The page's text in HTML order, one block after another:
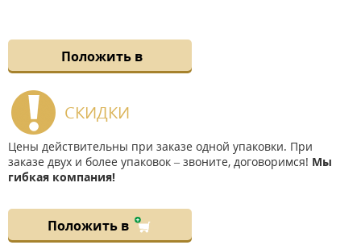
Положить в
СКИДКИ
Цены действительны при заказе одной упаковки. При
заказе двух и более упаковок – звоните, договоримся! Мы
гибкая компания!
Положить в